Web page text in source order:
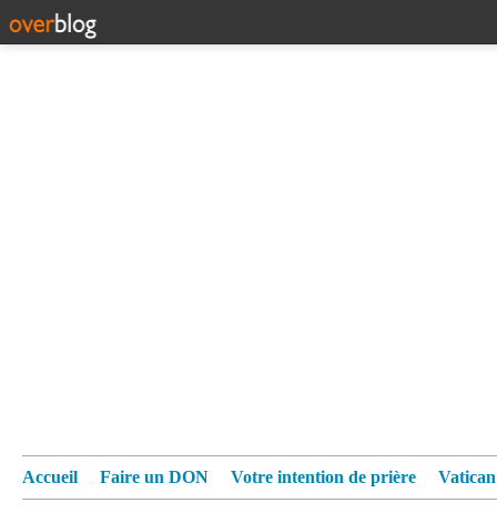
Accueil Faire un DON Votre intention de prière